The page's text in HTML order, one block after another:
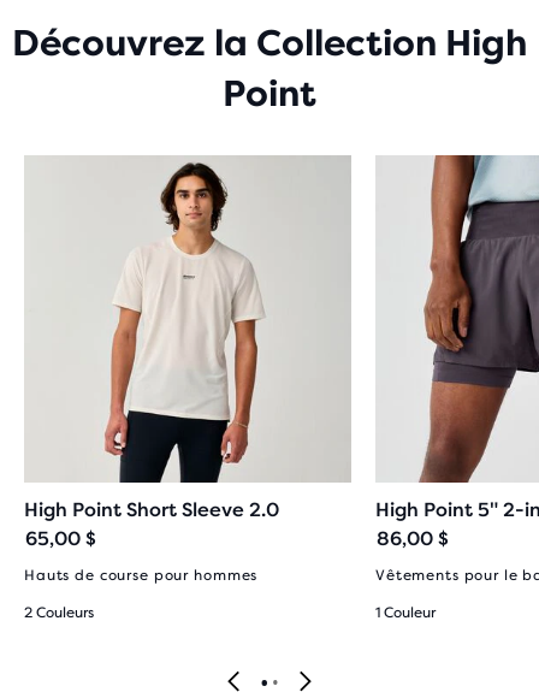
Découvrez la Collection High
Point
High Point Short Sleeve 2.0
65,00 $
Hauts de course pour hommes
2 Couleurs
High Point 5" 2-
86,00 $
Vêtements pour le
1 Couleur